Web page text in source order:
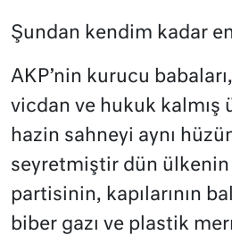
Şundan kendim kadar
AKP’nin kurucu
vicdan ve hukuk kalmış
hazin sahneyi aynı
seyretmiştir dün
partisinin, kapılarının
biber gazı ve plastik